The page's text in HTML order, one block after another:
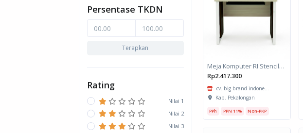
Persentase TKDN
Terapkan
Rating
Nilai 1
Nilai 2
Nilai 3
Meja Komputer RI Stencil 9060
Rp2.417.300
cv. big brand indone...
Kab. Pekalongan
PPh PPN 11% Non-PKP